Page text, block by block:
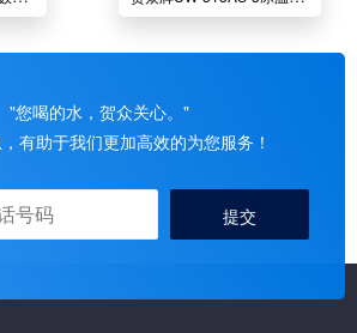
"您喝的水，贺众关心。"
有助于我们更加高效的为您服务！
提交